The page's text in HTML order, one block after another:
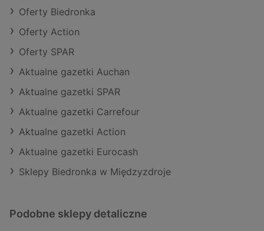
Oferty Biedronka
Oferty Action
Oferty SPAR
Aktualne gazetki Auchan
Aktualne gazetki SPAR
Aktualne gazetki Carrefour
Aktualne gazetki Action
Aktualne gazetki Eurocash
Sklepy Biedronka w Międzyzdroje
Podobne sklepy detaliczne